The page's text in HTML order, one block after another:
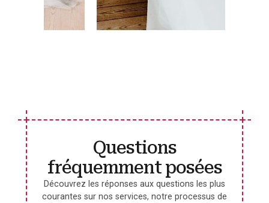
Questions
fréquemment posées
Découvrez les réponses aux questions les plus
courantes sur nos services, notre processus de